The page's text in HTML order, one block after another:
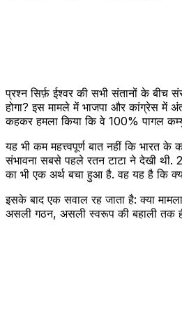
प्रश्न सिर्फ़ ईश्वर की सभी संतानों के बीच
होगा? इस मामले में भाजपा और कांग्रेस में
कहकर हमला किया कि वे 100% पागल
यह भी कम महत्त्वपूर्ण बात नहीं कि भारत
संभावना सबसे पहले रतन टाटा ने देखी थी.
का भी एक अर्थ बचा हुआ है. वह यह है कि
इसके बाद एक सवाल रह जाता है: क्या
असली गठन, असली स्वरूप की बहाली तक